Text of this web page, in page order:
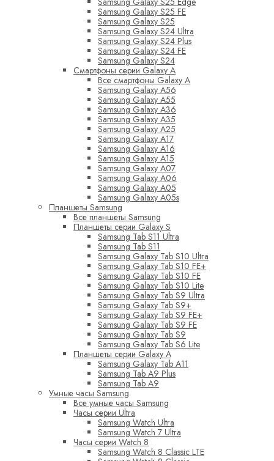
Samsung Galaxy S25 FE
Samsung Galaxy S25
Samsung Galaxy S24 Ultra
Samsung Galaxy S24 Plus
Samsung Galaxy S24 FE
Samsung Galaxy S24
Смартфоны серии Galaxy A
Все смартфоны Galaxy A
Samsung Galaxy A56
Samsung Galaxy A55
Samsung Galaxy A36
Samsung Galaxy A35
Samsung Galaxy A25
Samsung Galaxy A17
Samsung Galaxy A16
Samsung Galaxy A15
Samsung Galaxy A07
Samsung Galaxy A06
Samsung Galaxy A05
Samsung Galaxy A05s
Планшеты Samsung
Все планшеты Samsung
Планшеты серии Galaxy S
Samsung Tab S11 Ultra
Samsung Tab S11
Samsung Galaxy Tab S10 Ultra
Samsung Galaxy Tab S10 FE+
Samsung Galaxy Tab S10 FE
Samsung Galaxy Tab S10 Lite
Samsung Galaxy Tab S9 Ultra
Samsung Galaxy Tab S9+
Samsung Galaxy Tab S9 FE+
Samsung Galaxy Tab S9 FE
Samsung Galaxy Tab S9
Samsung Galaxy Tab S6 Lite
Планшеты серии Galaxy A
Samsung Galaxy Tab A11
Samsung Tab A9 Plus
Samsung Tab A9
Умные часы Samsung
Все умные часы Samsung
Часы серии Ultra
Samsung Watch Ultra
Samsung Watch 7 Ultra
Часы серии Watch 8
Samsung Watch 8 Classic LTE